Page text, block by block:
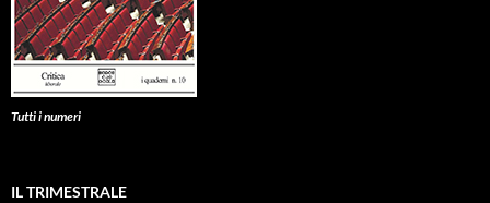
Tutti i numeri
IL TRIMESTRALE